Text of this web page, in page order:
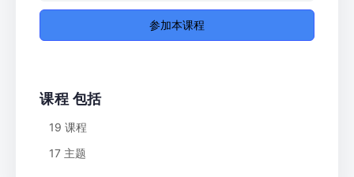
参加本课程
课程 包括
19 课程
17 主题